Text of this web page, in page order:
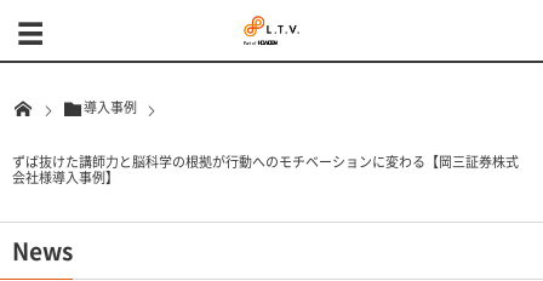
導入事例
ずば抜けた講師力と脳科学の根拠が行動へのモチベーションに変わる【岡三証券株式
会社様導入事例】
News